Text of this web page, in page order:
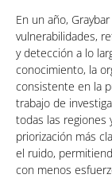
En un año,
vulnerabilidades,
y detección a lo
conocimiento, la
consistente en la
trabajo de
todas las regiones
priorización más
el ruido,
con menos